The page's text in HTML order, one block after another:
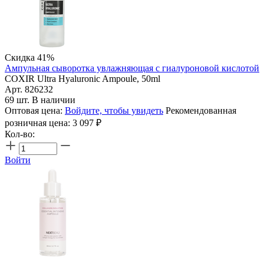
Скидка 41%
Ампульная сыворотка увлажняющая с гиалуроновой кислотой
COXIR Ultra Hyaluronic Ampoule, 50ml
Арт. 826232
69 шт. В наличии
Оптовая цена: Войдите, чтобы увидеть Рекомендованная
розничная цена: 3 097 ₽
Кол-во:
Войти